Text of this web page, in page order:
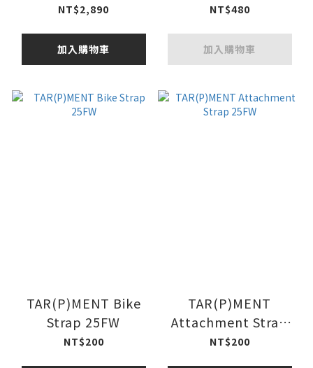
NT$2,890
加入購物車
NT$480
加入購物車
TAR(P)MENT Bike
Strap 25FW
NT$200
TAR(P)MENT
Attachment Strap
25FW
NT$200